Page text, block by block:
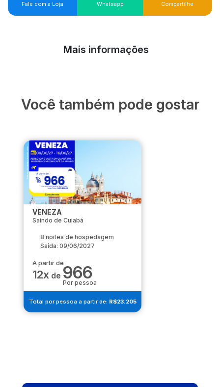
Fale com a Loja Whatsapp Compartilhe
Mais informações
Você também pode gostar
VENEZA
Saindo de Cuiabá
8 noites de hospedagem
Saída: 09/06/2027
A partir de
12x de 966
Por pessoa
Total por pessoa a partir de: R$23.205